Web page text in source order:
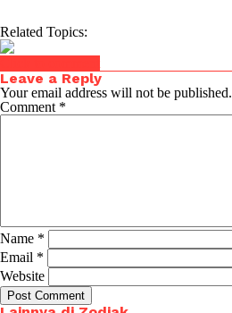
Related Topics:
Leave a Reply
Your email address will not be published.
Comment *
Name *
Email *
Website